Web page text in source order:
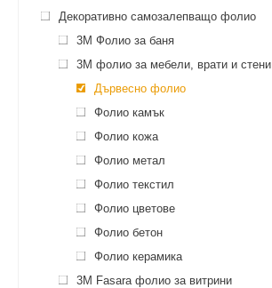
Декоративно самозалепващо фолио
3M Фолио за баня
3M фолио за мебели, врати и стени
Дървесно фолио
Фолио камък
Фолио кожа
Фолио метал
Фолио текстил
Фолио цветове
Фолио бетон
Фолио керамика
3М Fasara фолио за витрини